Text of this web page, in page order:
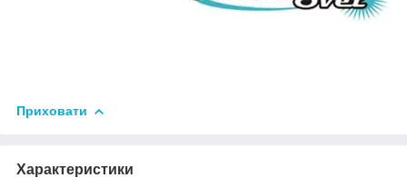
Приховати
Характеристики